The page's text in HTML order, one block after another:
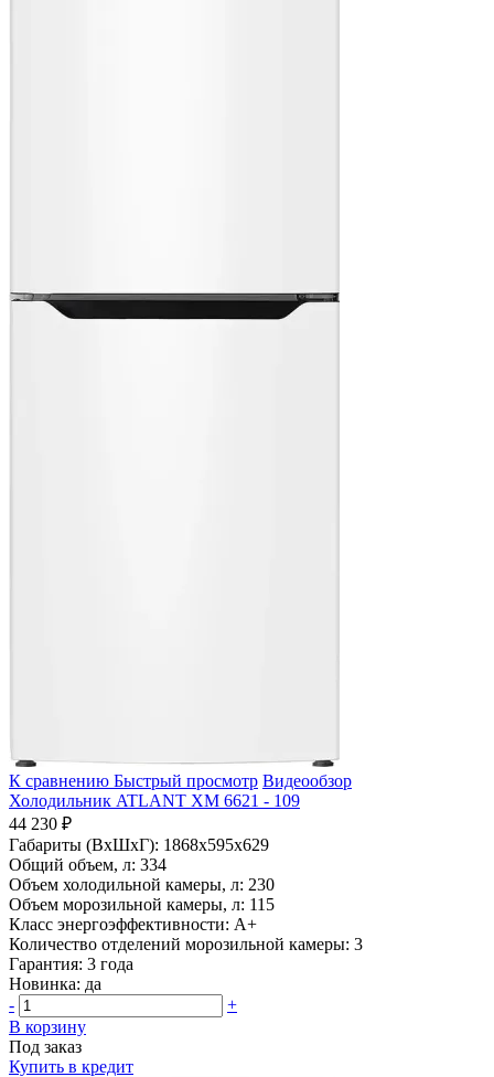
К сравнению Быстрый просмотр Видеообзор
Холодильник ATLANT ХМ 6621 - 109
44 230 ₽
Габариты (ВхШхГ): 1868x595x629
Общий объем, л: 334
Объем холодильной камеры, л: 230
Объем морозильной камеры, л: 115
Класс энергоэффективности: A+
Количество отделений морозильной камеры: 3
Гарантия: 3 года
Новинка: да
-
+
В корзину
Под заказ
Купить в кредит